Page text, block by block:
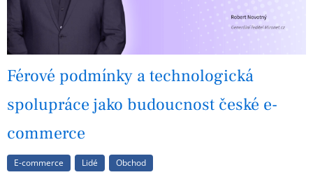
Férové podmínky a technologická
spolupráce jako budoucnost české e-
commerce
E-commerce Lidé Obchod